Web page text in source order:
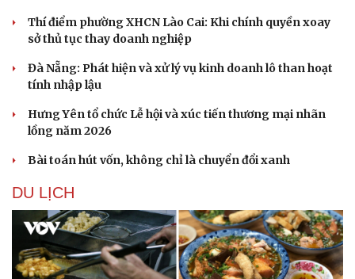
Nhi khoa
Nam khoa
Phòng mạch online
Ăn sạch sống khỏe
Thí điểm phường XHCN Lào Cai: Khi chính quyền xoay
sở thủ tục thay doanh nghiệp
Đà Nẵng: Phát hiện và xử lý vụ kinh doanh lô than hoạt
tính nhập lậu
Hưng Yên tổ chức Lễ hội và xúc tiến thương mại nhãn
lồng năm 2026
Bài toán hút vốn, không chỉ là chuyển đổi xanh
DU LỊCH